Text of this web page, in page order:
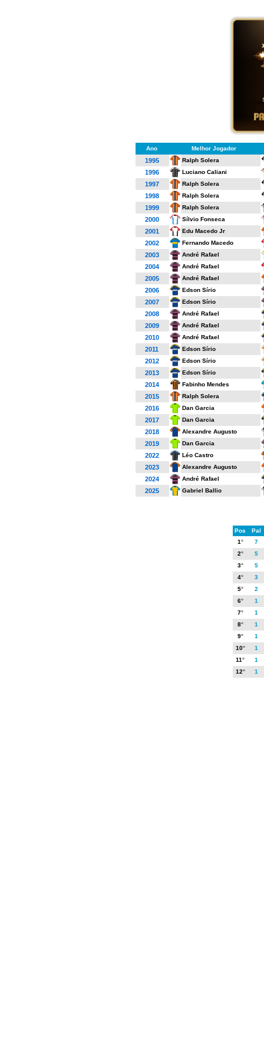
Ano Melhor Jogador
1995 Ralph Solera
1996 Luciano Caliani
1997 Ralph Solera
1998 Ralph Solera
1999 Ralph Solera
2000 Sílvio Fonseca
2001 Edu Macedo Jr
2002 Fernando Macedo
2003 André Rafael
2004 André Rafael
2005 André Rafael
2006 Edson Sírio
2007 Edson Sírio
2008 André Rafael
2009 André Rafael
2010 André Rafael
2011 Edson Sírio
2012 Edson Sírio
2013 Edson Sírio
2014 Fabinho Mendes
2015 Ralph Solera
2016 Dan Garcia
2017 Dan Garcia
2018 Alexandre Augusto
2019 Dan Garcia
2022 Léo Castro
2023 Alexandre Augusto
2024 André Rafael
2025 Gabriel Ballio
Pos
Pal
1°
7
2°
5
3°
5
4°
3
5°
2
6°
1
7°
1
8°
1
9°
1
10°
1
11°
1
12° 1